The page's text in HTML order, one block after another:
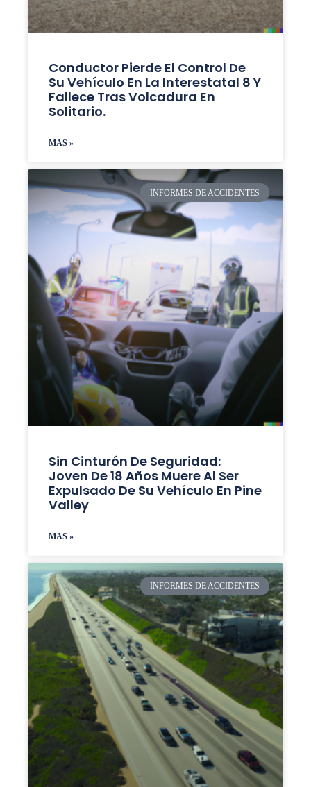
Conductor Pierde El Control De
Su Vehículo En La Interestatal 8 Y
Fallece Tras Volcadura En
Solitario.
MAS »
INFORMES DE ACCIDENTES
Sin Cinturón De Seguridad:
Joven De 18 Años Muere Al Ser
Expulsado De Su Vehículo En Pine
Valley
MAS »
INFORMES DE ACCIDENTES